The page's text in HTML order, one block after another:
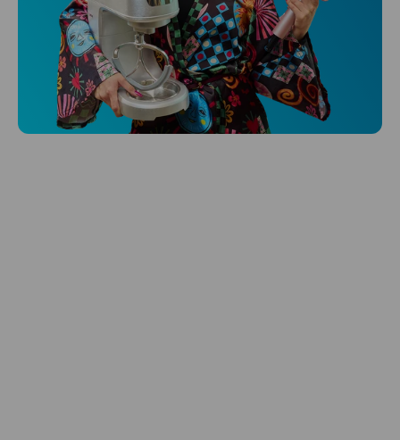
Niceboy ONE Ultra
Hlídá ti zdraví, spánek i pohyb a ještě k
tomu platí.